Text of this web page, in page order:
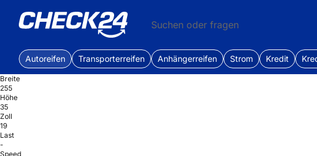
Suchen oder fragen
Autoreifen Transporterreifen Anhängerreifen Strom Kredit
Breite
255
Höhe
35
Zoll
19
Last
-
Speed